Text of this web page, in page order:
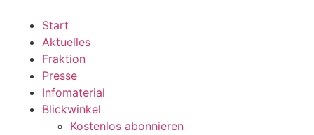
wechseln
Start
Aktuelles
Fraktion
Presse
Infomaterial
Blickwinkel
Kostenlos abonnieren